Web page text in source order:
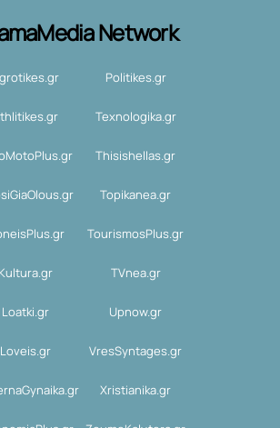
Network
Politikes.gr
Texnologika.gr
Thisishellas.gr
Topikanea.gr
TourismosPlus.gr
Kultura.gr TVnea.gr
Loatki.gr Upnow.gr
Loveis.gr VresSyntages.gr
Xristianika.gr